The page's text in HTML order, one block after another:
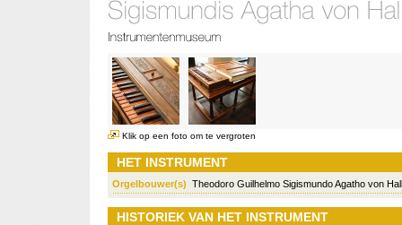
Klik op een foto om te vergroten
HET INSTRUMENT
Orgelbouwer(s) Theodoro Guilhelmo Sigismundo Agatho von
HISTORIEK VAN HET INSTRUMENT